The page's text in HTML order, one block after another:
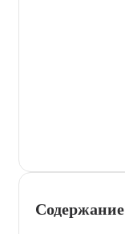
Содержание